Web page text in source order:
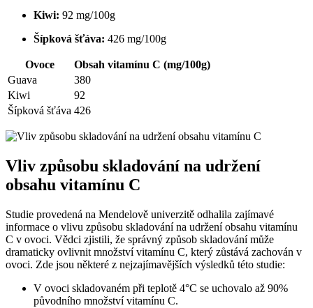
Kiwi: 92 mg/100g
Šípková šťáva: 426 mg/100g
Ovoce
Obsah vitamínu C (mg/100g)
Guava
380
Kiwi
92
Šípková šťáva 426
Vliv způsobu skladování na udržení
obsahu vitamínu C
Studie provedená na Mendelově univerzitě odhalila zajímavé
informace o vlivu způsobu skladování na udržení obsahu vitamínu
C v ovoci. Vědci zjistili, že správný způsob skladování může
dramaticky ovlivnit množství vitamínu C, který zůstává zachován v
ovoci. Zde jsou některé z nejzajímavějších výsledků této studie:
V ovoci skladovaném při teplotě 4°C se uchovalo až 90%
původního množství vitamínu C.